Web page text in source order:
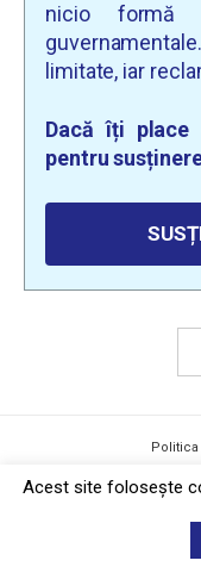
nicio formă
limitate, iar
Dacă îți
pentru
Acest site foloseşte